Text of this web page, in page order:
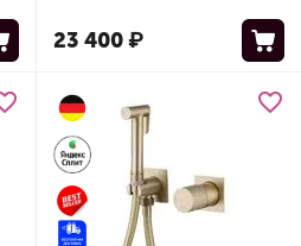
23 400₽